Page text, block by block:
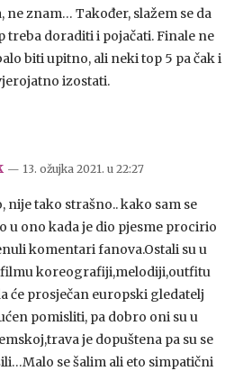
ne znam… Također, slažem se da
treba doraditi i pojačati. Finale ne
biti upitno, ali neki top 5 pa čak i
izostati.
— 13. ožujka 2021. u 22:27
nije tako strašno.. kako sam se
u ono kada je dio pjesme procirio
komentari fanova.Ostali su u
koreografiji,melodiji,outfitu
će prosječan europski gledatelj
pomisliti, pa dobro oni su u
je dopuštena pa su se
se šalim ali eto simpatični